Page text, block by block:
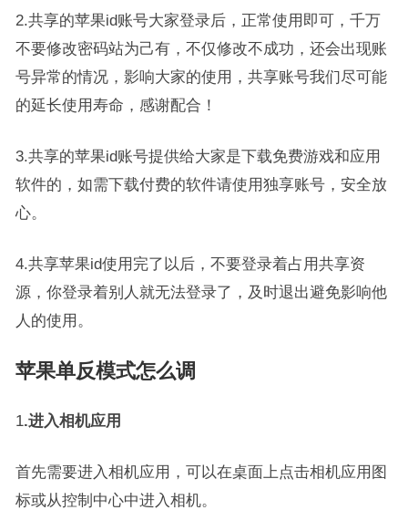
2.共享的苹果id账号大家登录后，正常使用即可，千万
不要修改密码站为己有，不仅修改不成功，还会出现账
号异常的情况，影响大家的使用，共享账号我们尽可能
的延长使用寿命，感谢配合！
3.共享的苹果id账号提供给大家是下载免费游戏和应用
软件的，如需下载付费的软件请使用独享账号，安全放
心。
4.共享苹果id使用完了以后，不要登录着占用共享资
源，你登录着别人就无法登录了，及时退出避免影响他
人的使用。
苹果单反模式怎么调
1.进入相机应用
首先需要进入相机应用，可以在桌面上点击相机应用图
标或从控制中心中进入相机。